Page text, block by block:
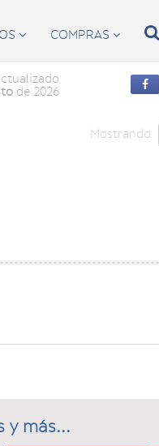
 COMPRAS  
de 2026

Mostrando
y más...